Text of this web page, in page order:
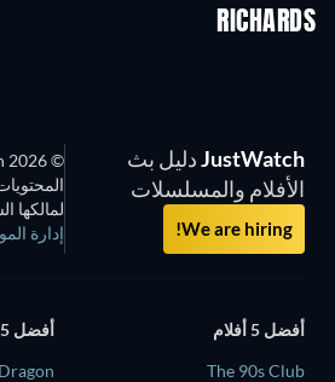
RICHARDS
JustWatchدليل بث
الأفلام والمسلسلات
We are hiring!
لمالكها
إدارة
أفضل 5 أفلام
The 90s Club
أفضل 5 مسلسلات تلفزيونية